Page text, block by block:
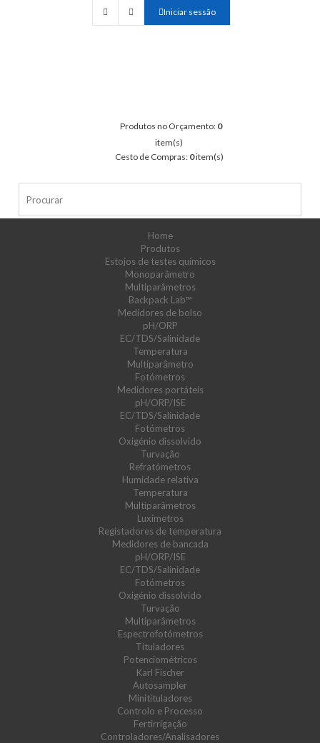
Iniciar sessão
Produtos no Orçamento: 0
item(s)
Cesto de Compras: 0item(s)
Home
Produtos
Estojos de testes químicos
Monoparâmetro
Multiparâmetros
Backpack Lab™
Medidores de bolso
pH/ORP
EC/TDS/Salinidade
Temperatura
Multiparâmetro
Fotómetros
Medidores portáteis
pH/ORP/ISE
EC/TDS/Salinidade
Fotómetros
Oxigénio dissolvido
Turvação
Refratómetros
Humidade relativa
Temperatura
Multiparâmetros
Luxímetros
Registadores de temperatura
Medidores de bancada
pH/ORP/ISE
EC/TDS/Salinidade
Fotómetros
Oxigénio dissolvido
Turvação
Multiparâmetros
Espectrofotómetros
Tituladores
Potenciométricos
Karl Fischer
Autosampler
Minitituladores
Controlo e Processo
Fertirrigação
Controladores/Analisadores